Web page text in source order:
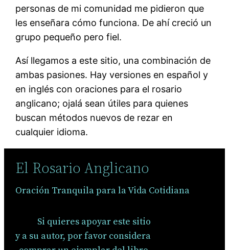
personas de mi comunidad me pidieron que
les enseñara cómo funciona. De ahí creció un
grupo pequeño pero fiel.
Así llegamos a este sitio, una combinación de
ambas pasiones. Hay versiones en español y
en inglés con oraciones para el rosario
anglicano; ojalá sean útiles para quienes
buscan métodos nuevos de rezar en
cualquier idioma.
El Rosario Anglicano
Oración Tranquila para la Vida Cotidiana
Si quieres apoyar este sitio
y a su autor, por favor considera